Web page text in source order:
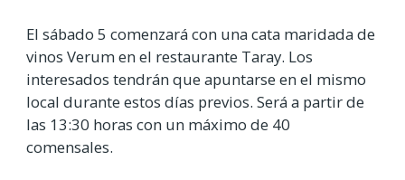
El sábado 5 comenzará con una cata maridada de
vinos Verum en el restaurante Taray. Los
interesados tendrán que apuntarse en el mismo
local durante estos días previos. Será a partir de
las 13:30 horas con un máximo de 40
comensales.